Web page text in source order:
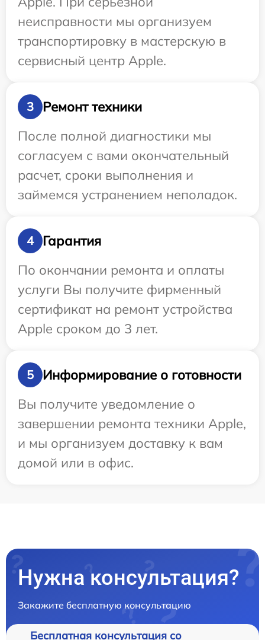
неисправности мы организуем
транспортировку в мастерскую в
сервисный центр Apple.
3
Ремонт техники
После полной диагностики мы
согласуем с вами окончательный
расчет, сроки выполнения и
займемся устранением неполадок.
4
Гарантия
По окончании ремонта и оплаты
услуги Вы получите фирменный
сертификат на ремонт устройства
Apple сроком до 3 лет.
5
Информирование о готовности
Вы получите уведомление о
завершении ремонта техники Apple,
и мы организуем доставку к вам
домой или в офис.
Нужна консультация?
Закажите бесплатную консультацию
Бесплатная консультация со